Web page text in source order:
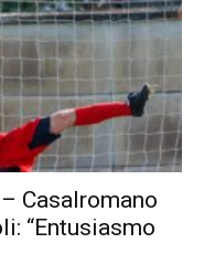
Casalromano
“Entusiasmo